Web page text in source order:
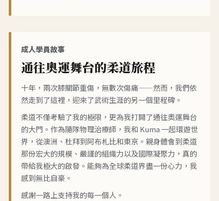
成人學員故事
通往奧運舞台的柔道旅程
十年，兩次膝關節重傷，無數次傷痛——然而，我們依
然走到了這裡，迎來了武術生涯的另一個里程碑。
柔道不僅考驗了我的極限，更為我打開了通往奧運舞台
的大門。作為隨隊物理治療師，我和 Kuma 一起環遊世
界，從澳洲、杜拜到阿布札比和東京。親身體會到柔道
那份宏大的規模、嚴謹的組織力以及國際凝聚力，真的
帶給我極大的啟發。能夠為全球柔道界盡一份心力，我
感到無比自豪。
感謝一路上支持我的每一個人。